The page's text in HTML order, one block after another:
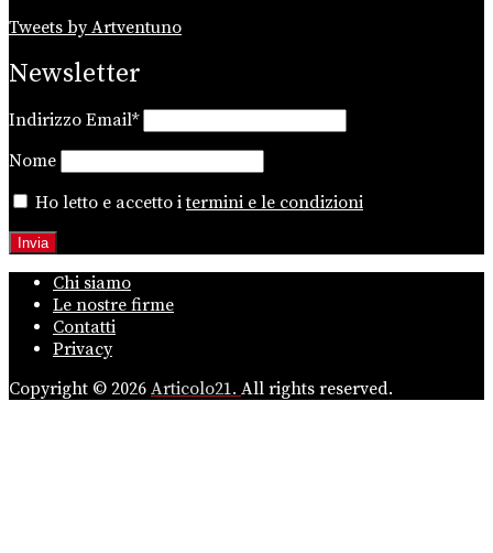
Tweets by Artventuno
Newsletter
Indirizzo Email*
Nome
Ho letto e accetto itermini e le condizioni
Chi siamo
Le nostre firme
Contatti
Privacy
Copyright © 2026 Articolo21. All rights reserved.